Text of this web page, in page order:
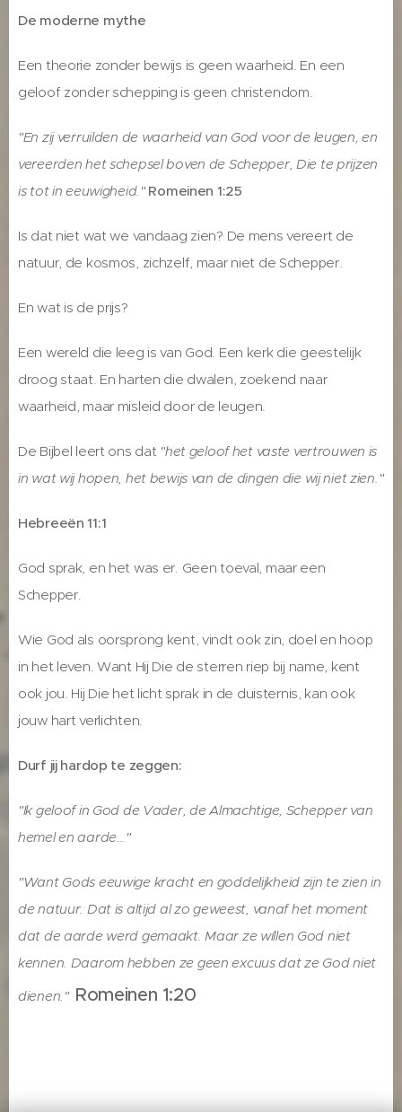
De moderne mythe
Een theorie zonder bewijs is geen waarheid. En een
geloof zonder schepping is geen christendom.
"En zij verruilden de waarheid van God voor de leugen, en
vereerden het schepsel boven de Schepper, Die te prijzen
is tot in eeuwigheid." Romeinen 1:25
Is dat niet wat we vandaag zien? De mens vereert de
natuur, de kosmos, zichzelf, maar niet de Schepper.
En wat is de prijs?
Een wereld die leeg is van God. Een kerk die geestelijk
droog staat. En harten die dwalen, zoekend naar
waarheid, maar misleid door de leugen.
De Bijbel leert ons dat "het geloof het vaste vertrouwen is
in wat wij hopen, het bewijs van de dingen die wij niet zien."
Hebreeën 11:1
God sprak, en het was er. Geen toeval, maar een
Schepper.
Wie God als oorsprong kent, vindt ook zin, doel en hoop
in het leven. Want Hij Die de sterren riep bij name, kent
ook jou. Hij Die het licht sprak in de duisternis, kan ook
jouw hart verlichten.
Durf jij hardop te zeggen:
"Ik geloof in God de Vader, de Almachtige, Schepper van
hemel en aarde…"
"Want Gods eeuwige kracht en goddelijkheid zijn te zien in
de natuur. Dat is altijd al zo geweest, vanaf het moment
dat de aarde werd gemaakt. Maar ze wíllen God niet
kennen. Daarom hebben ze geen excuus dat ze God niet
dienen." Romeinen 1:20